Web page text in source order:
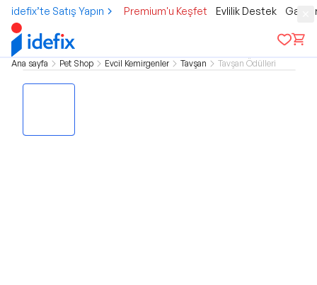
idefix’te Satış Yapın Premium'u Keşfet Evlilik Destek
Ana sayfa Pet Shop Evcil Kemirgenler Tavşan Tavşan Ödülleri